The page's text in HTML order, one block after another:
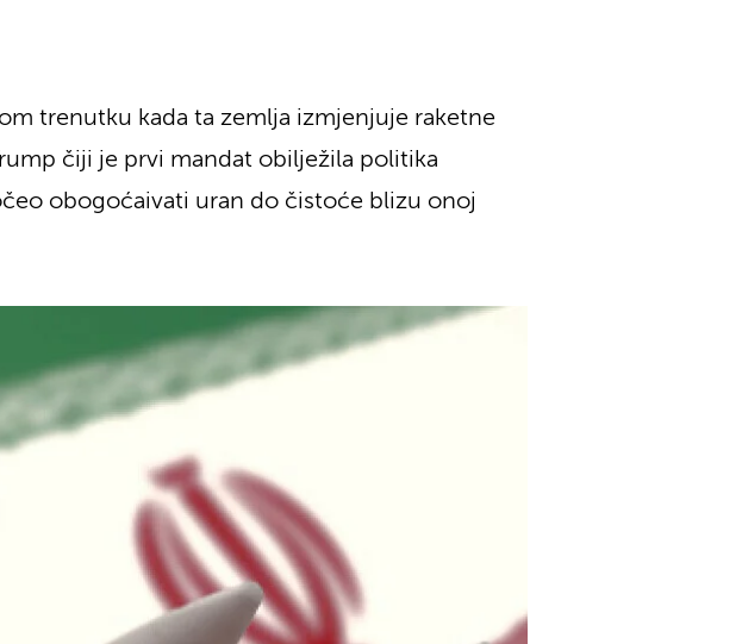
trenutku kada ta zemlja izmjenjuje raketne
čiji je prvi mandat obilježila politika
obogoćaivati uran do čistoće blizu onoj